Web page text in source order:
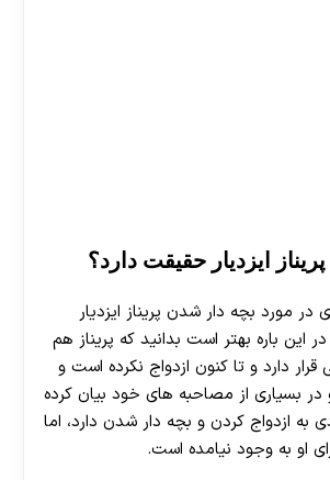
ایزدیار حقیقت دارد؟
در مورد بچه دار شدن پریناز ایزدیار
باره بهتر است بدانید که پریناز هم
33 سالگی قرار دارد و تا کنون ازدواج نکرده است و
بسیاری از مصاحبه های خود بیان کرده
به ازدواج کردن و بچه دار شدن دارد، اما
او به وجود نیامده است.